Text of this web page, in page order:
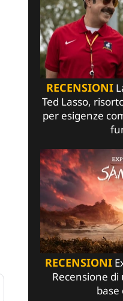
RECENSIONI
Ted Lasso,
per esigenze
RECENSIONI
Recensione
base